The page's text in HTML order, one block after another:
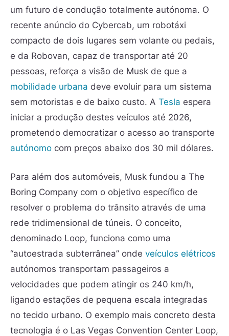
um futuro de condução totalmente autónoma. O
recente anúncio do Cybercab, um robotáxi
compacto de dois lugares sem volante ou pedais,
e da Robovan, capaz de transportar até 20
pessoas, reforça a visão de Musk de que a
mobilidade urbana deve evoluir para um sistema
sem motoristas e de baixo custo. A Tesla espera
iniciar a produção destes veículos até 2026,
prometendo democratizar o acesso ao transporte
autónomo com preços abaixo dos 30 mil dólares.
Para além dos automóveis, Musk fundou a The
Boring Company com o objetivo específico de
resolver o problema do trânsito através de uma
rede tridimensional de túneis. O conceito,
denominado Loop, funciona como uma
“autoestrada subterrânea” onde veículos elétricos
autónomos transportam passageiros a
velocidades que podem atingir os 240 km/h,
ligando estações de pequena escala integradas
no tecido urbano. O exemplo mais concreto desta
tecnologia é o Las Vegas Convention Center Loop,